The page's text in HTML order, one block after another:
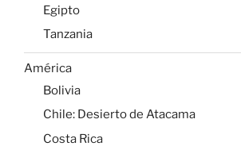
Egipto
Tanzania
América
Bolivia
Chile: Desierto de Atacama
Costa Rica